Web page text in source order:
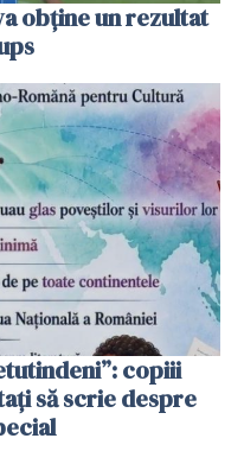
obține un rezultat
copiii
să scrie despre